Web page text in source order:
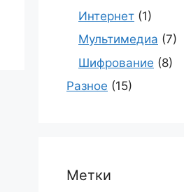
Интернет (1)
Мультимедиа (7)
Шифрование (8)
Разное (15)
Метки